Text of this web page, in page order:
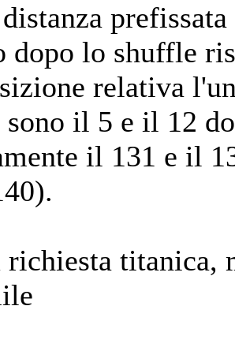
dopo lo shuffle
relativa
il 5 e il 12
il 131 e il
richiesta titanica,